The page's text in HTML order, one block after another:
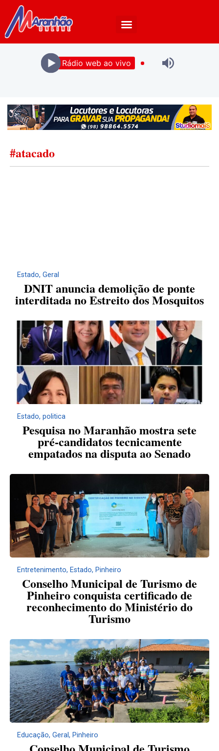
Rádio web ao vivo
#atacado
Estado, Geral
DNIT anuncia demolição de ponte
interditada no Estreito dos Mosquitos
Estado, politica
Pesquisa no Maranhão mostra sete
pré-candidatos tecnicamente
empatados na disputa ao Senado
Entretenimento, Estado, Pinheiro
Conselho Municipal de Turismo de
Pinheiro conquista certificado de
reconhecimento do Ministério do
Turismo
Educação, Geral, Pinheiro